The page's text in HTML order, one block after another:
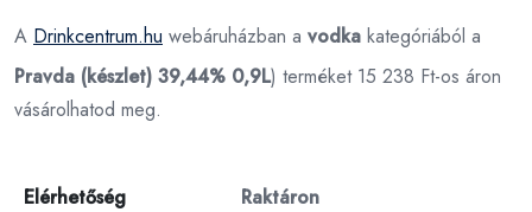
A Drinkcentrum.hu webáruházban a vodka kategóriából a
Pravda (készlet) 39,44% 0,9L) terméket 15 238 Ft-os áron
vásárolhatod meg.
Elérhetőség Raktáron